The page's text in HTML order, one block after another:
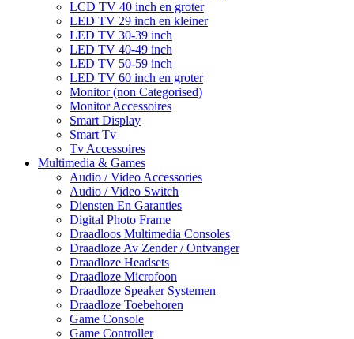
LCD TV 40 inch en groter
LED TV 29 inch en kleiner
LED TV 30-39 inch
LED TV 40-49 inch
LED TV 50-59 inch
LED TV 60 inch en groter
Monitor (non Categorised)
Monitor Accessoires
Smart Display
Smart Tv
Tv Accessoires
Multimedia & Games
Audio / Video Accessories
Audio / Video Switch
Diensten En Garanties
Digital Photo Frame
Draadloos Multimedia Consoles
Draadloze Av Zender / Ontvanger
Draadloze Headsets
Draadloze Microfoon
Draadloze Speaker Systemen
Draadloze Toebehoren
Game Console
Game Controller